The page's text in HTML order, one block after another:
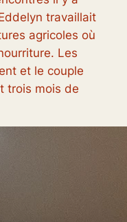
travaillait
agricoles où
Les
et le couple
trois mois de